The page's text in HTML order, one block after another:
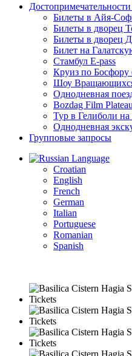
Билеты в Айя-
Билеты в дворец
Билеты в дворец
Билет на
Стамбул E-pass
Круиз по
Шоу
Однодневная
Bozdag Film
Тур в Гелиболи
Однодневная
Групповые запросы
Language
Croatian
English
French
German
Italian
Portuguese
Romanian
Spanish